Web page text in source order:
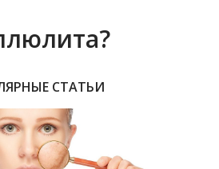
СТАТЬИ